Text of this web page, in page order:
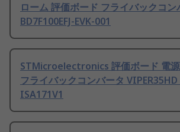
ローム 評価ボード フライバックコン
BD7F100EFJ-EVK-001
STMicroelectronics 評価ボード 電
フライバックコンバータ VIPER35HD
ISA171V1